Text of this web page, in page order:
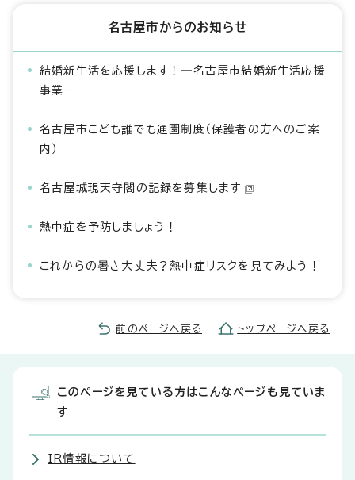
名古屋市からのお知らせ
結婚新生活を応援します！―名古屋市結婚新生活応援
事業―
名古屋市こども誰でも通園制度（保護者の方へのご案
内）
名古屋城現天守閣の記録を募集します
熱中症を予防しましょう！
これからの暑さ大丈夫？熱中症リスクを見てみよう！
前のページへ戻る トップページへ戻る
このページを見ている方はこんなページも見ていま
す
IR情報について